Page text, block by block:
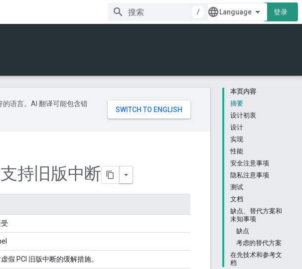
/
登录
本页内容
摘要
设计初衷
设计
实现
性能
安全注意事项
隐私注意事项
测试
文档
缺点、替代方案和
未知事项
缺点
考虑的替代方案
在先技术和参考文
档
的语言。AI 翻译可能包含错
持旧版中断
假 PCI 旧版中断的缓解措施。